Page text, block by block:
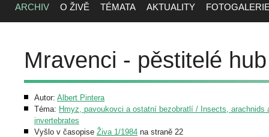
ARCHIV O ŽIVĚ TÉMATA AKTUALITY
Mravenci - pěstitelé hub
Autor: Albert Pintera
Téma: Hmyz, pavoukovci a ostatní bezobratlí / Insects, arachnids
invertebrates
Vyšlo v časopise Živa 1/1984 na straně 22